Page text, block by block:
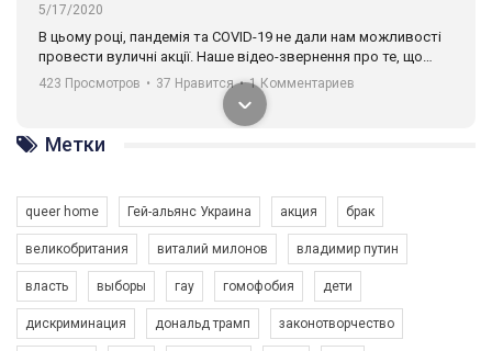
5/17/2020
В цьому році, пандемія та COVІD-19 не дали нам можливості
провести вуличні акції. Наше відео-звернення про те, що
навіть коли ми у різних містах та не можемо зустрінеться, ми
разом. Ми закликаємо всіх хто поділяє цінності рівності та
солідарності, приєднатися до нас. Регіональні підрозділи
ГАУ є в 16 областях України.
Разом наш голос лунає гучніше!
423 Просмотров • 37 Нравится • 1 Комментариев
Метки
queer home Гей-альянс Украина акция брак
великобритания виталий милонов владимир путин
власть выборы гау гомофобия дети
дискриминация дональд трамп законотворчество